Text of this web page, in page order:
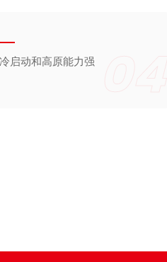
冷启动和高原能力强